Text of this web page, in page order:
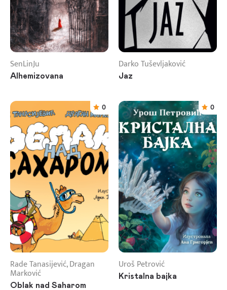
SenLinJu
Alhemizovana
Darko Tuševljaković
Jaz
0
Rade Tanasijević, Dragan
Marković
Oblak nad Saharom
0
Uroš Petrović
Kristalna bajka